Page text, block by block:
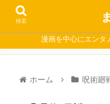
漫画を中心にエンタ
ホーム 呪術廻
検索